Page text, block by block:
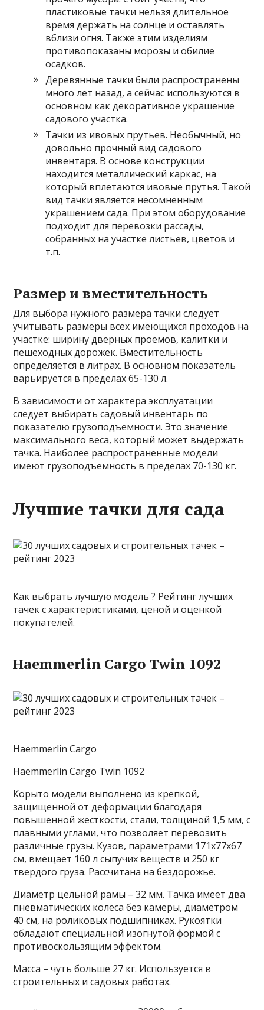
пластиковые тачки нельзя длительное
время держать на солнце и оставлять
вблизи огня. Также этим изделиям
противопоказаны морозы и обилие
осадков.
Деревянные тачки были распространены
много лет назад, а сейчас используются в
основном как декоративное украшение
садового участка.
Тачки из ивовых прутьев. Необычный, но
довольно прочный вид садового
инвентаря. В основе конструкции
находится металлический каркас, на
который вплетаются ивовые прутья. Такой
вид тачки является несомненным
украшением сада. При этом оборудование
подходит для перевозки рассады,
собранных на участке листьев, цветов и
т.п.
Размер и вместительность
Для выбора нужного размера тачки следует
учитывать размеры всех имеющихся проходов на
участке: ширину дверных проемов, калитки и
пешеходных дорожек. Вместительность
определяется в литрах. В основном показатель
варьируется в пределах 65-130 л.
В зависимости от характера эксплуатации
следует выбирать садовый инвентарь по
показателю грузоподъемности. Это значение
максимального веса, который может выдержать
тачка. Наиболее распространенные модели
имеют грузоподъемность в пределах 70-130 кг.
Лучшие тачки для сада
Как выбрать лучшую модель ? Рейтинг лучших
тачек с характеристиками, ценой и оценкой
покупателей.
Haemmerlin Cargo Twin 1092
Haemmerlin Cargo
Haemmerlin Cargo Twin 1092
Корыто модели выполнено из крепкой,
защищенной от деформации благодаря
повышенной жесткости, стали, толщиной 1,5 мм, с
плавными углами, что позволяет перевозить
различные грузы. Кузов, параметрами 171х77х67
см, вмещает 160 л сыпучих веществ и 250 кг
твердого груза. Рассчитана на бездорожье.
Диаметр цельной рамы – 32 мм. Тачка имеет два
пневматических колеса без камеры, диаметром
40 см, на роликовых подшипниках. Рукоятки
обладают специальной изогнутой формой с
противоскользящим эффектом.
Масса – чуть больше 27 кг. Используется в
строительных и садовых работах.